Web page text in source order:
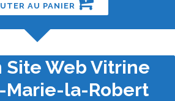
AU PANIER
Site Web Vitrine
Marie-la-Robert